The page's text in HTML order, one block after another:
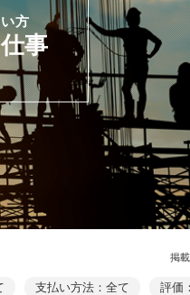
方
事
掲
支払い方法：全て 評価